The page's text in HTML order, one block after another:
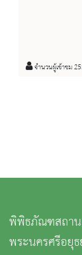
จำนวนผู้เข้าชม
พิพิธภัณฑสถาน
พระนครศรีอยุ